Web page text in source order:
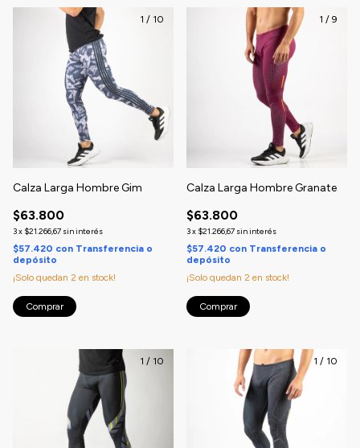
1 / 10
Calza Larga Hombre Gim
$63.800
3x $21.266,67 sin interés
$57.420 con Transferencia o
depósito
¡Solo quedan 2 en stock!
Comprar
1 / 9
Calza Larga Hombre Granate
$63.800
3x $21.266,67 sin interés
$57.420 con Transferencia o
depósito
¡Solo quedan 2 en stock!
Comprar
1 / 10 1 / 10